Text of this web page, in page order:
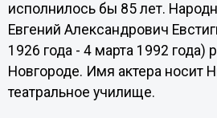
исполнилось бы 85 лет.
Евгений Александрович
1926 года - 4 марта 1992
Новгороде. Имя актера носит
театральное училище.